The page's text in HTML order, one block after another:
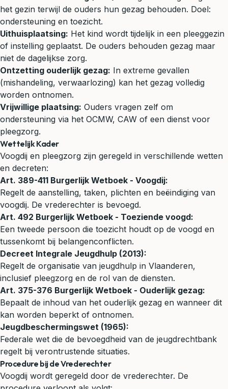
het gezin terwijl de ouders hun gezag behouden. Doel:
ondersteuning en toezicht.
Uithuisplaatsing: Het kind wordt tijdelijk in een pleeggezin
of instelling geplaatst. De ouders behouden gezag maar
niet de dagelijkse zorg.
Ontzetting ouderlijk gezag: In extreme gevallen
(mishandeling, verwaarlozing) kan het gezag volledig
worden ontnomen.
Vrijwillige plaatsing: Ouders vragen zelf om
ondersteuning via het OCMW, CAW of een dienst voor
pleegzorg.
Wettelijk Kader
Voogdij en pleegzorg zijn geregeld in verschillende wetten
en decreten:
Art. 389-411 Burgerlijk Wetboek - Voogdij:
Regelt de aanstelling, taken, plichten en beëindiging van
voogdij. De vrederechter is bevoegd.
Art. 492 Burgerlijk Wetboek - Toeziende voogd:
Een tweede persoon die toezicht houdt op de voogd en
tussenkomt bij belangenconflicten.
Decreet Integrale Jeugdhulp (2013):
Regelt de organisatie van jeugdhulp in Vlaanderen,
inclusief pleegzorg en de rol van de diensten.
Art. 375-376 Burgerlijk Wetboek - Ouderlijk gezag:
Bepaalt de inhoud van het ouderlijk gezag en wanneer dit
kan worden beperkt of ontnomen.
Jeugdbeschermingswet (1965):
Federale wet die de bevoegdheid van de jeugdrechtbank
regelt bij verontrustende situaties.
Procedure bij de Vrederechter
Voogdij wordt geregeld door de vrederechter. De